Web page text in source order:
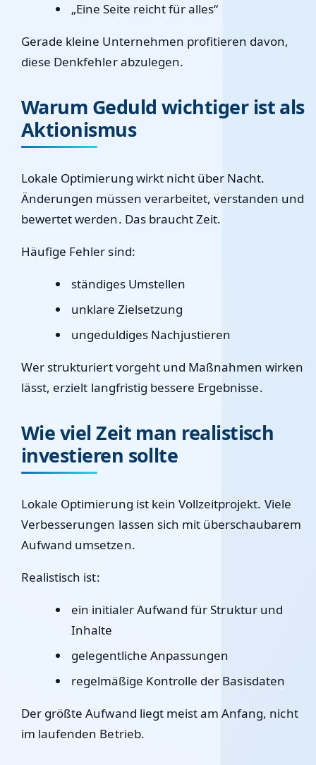
„Eine Seite reicht für alles“
Gerade kleine Unternehmen profitieren davon,
diese Denkfehler abzulegen.
Warum Geduld wichtiger ist als
Aktionismus
Lokale Optimierung wirkt nicht über Nacht.
Änderungen müssen verarbeitet, verstanden und
bewertet werden. Das braucht Zeit.
Häufige Fehler sind:
ständiges Umstellen
unklare Zielsetzung
ungeduldiges Nachjustieren
Wer strukturiert vorgeht und Maßnahmen wirken
lässt, erzielt langfristig bessere Ergebnisse.
Wie viel Zeit man realistisch
investieren sollte
Lokale Optimierung ist kein Vollzeitprojekt. Viele
Verbesserungen lassen sich mit überschaubarem
Aufwand umsetzen.
Realistisch ist:
ein initialer Aufwand für Struktur und
Inhalte
gelegentliche Anpassungen
regelmäßige Kontrolle der Basisdaten
Der größte Aufwand liegt meist am Anfang, nicht
im laufenden Betrieb.